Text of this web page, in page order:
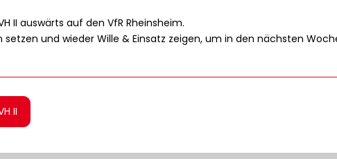
II auswärts auf den VfR Rheinsheim.
und wieder Wille & Einsatz zeigen, um in den nächsten
II